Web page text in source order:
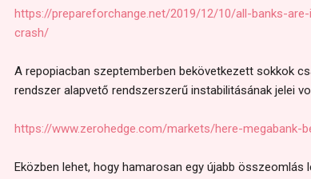
https://prepareforchange.net/2019/12/10/all-banks-
crash/
A repopiacban szeptemberben bekövetkezett sokkok
rendszer alapvető rendszerszerű instabilitásának jelei
https://www.zerohedge.com/markets/here-megabank-
Eközben lehet, hogy hamarosan egy újabb összeomlás